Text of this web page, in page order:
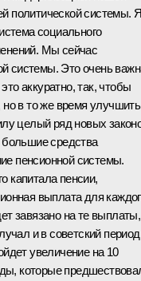
политической системы.
социального
Мы сейчас
системы. Это очень
аккуратно, так, чтобы
в то же время
целый ряд новых
средства
пенсионной системы.
капитала пенсии,
выплата для
завязано на те выплаты,
и в советский
увеличение на 10
которые